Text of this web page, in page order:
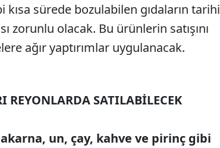
sürede bozulabilen gıdaların tarihi
zorunlu olacak. Bu ürünlerin satışını
ağır yaptırımlar uygulanacak.
REYONLARDA SATILABİLECEK
un, çay, kahve ve pirinç gibi